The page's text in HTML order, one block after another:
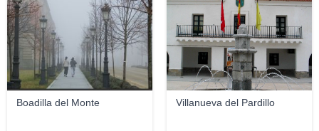
Boadilla del Monte Villanueva del Pardillo